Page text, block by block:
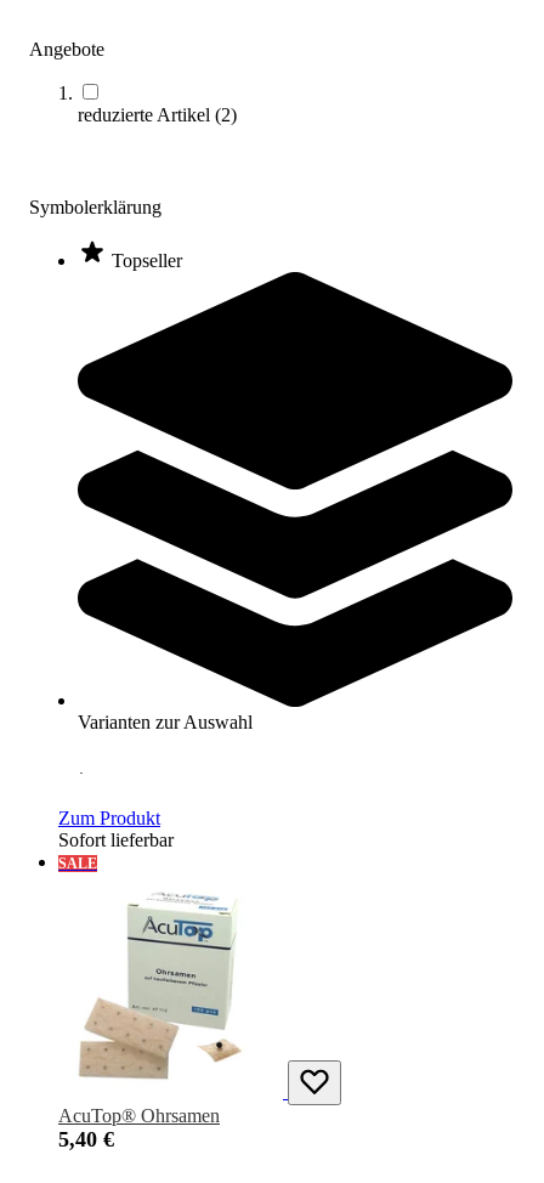
Angebote
reduzierte Artikel (2)
Symbolerklärung
Topseller
Varianten zur Auswahl
Sortieren nach
AcuTop® Gitter Tape
9,80 €
Zum Produkt
Varianten zur Auswahl
Sofort lieferbar
SALE
Zum Produkt
Sofort lieferbar
SALE
AcuTop® Ohrsamen
5,40 €